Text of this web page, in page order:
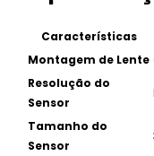
Características
Montagem de Lente
Resolução do
Sensor
Tamanho do
Sensor